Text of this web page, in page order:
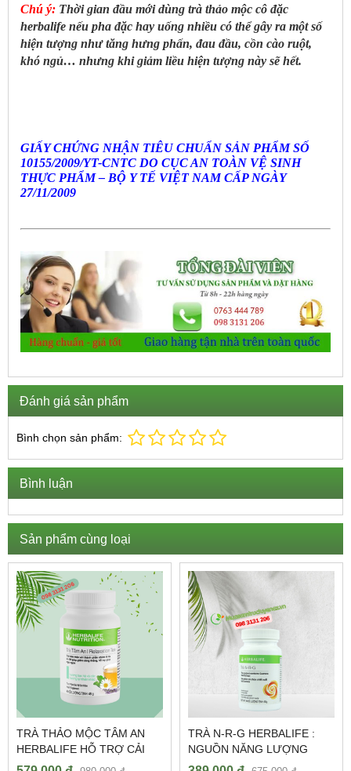
Chú ý: Thời gian đầu mới dùng trà thảo mộc cô đặc
herbalife nếu pha đặc hay uống nhiều có thể gây ra một số
hiện tượng như tăng hưng phấn, đau đầu, cồn cào ruột,
khó ngủ… nhưng khi giảm liều hiện tượng này sẽ hết.
GIẤY CHỨNG NHẬN TIÊU CHUẨN SẢN PHẨM SỐ
10155/2009/YT-CNTC DO CỤC AN TOÀN VỆ SINH
THỰC PHẨM – BỘ Y TẾ VIỆT NAM CẤP NGÀY
27/11/2009
Đánh giá sản phẩm
Bình chọn sản phẩm:
Bình luận
Sản phẩm cùng loại
TRÀ THẢO MỘC TÂM AN
HERBALIFE HỖ TRỢ CẢI
THIỆN CHẤT LƯỢNG GIẤC
TRÀ N-R-G HERBALIFE :
NGUỒN NĂNG LƯỢNG
TƯƠI MỚI CHO CUỘC